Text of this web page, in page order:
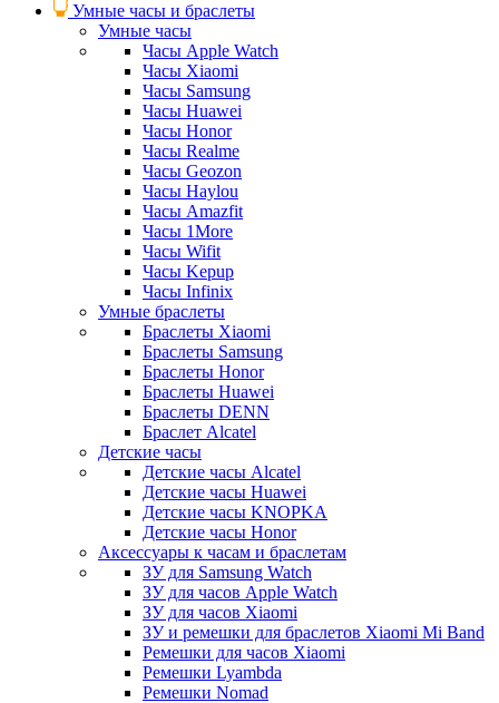
Умные часы и браслеты
Умные часы
Часы Apple Watch
Часы Xiaomi
Часы Samsung
Часы Huawei
Часы Honor
Часы Realme
Часы Geozon
Часы Haylou
Часы Amazfit
Часы 1More
Часы Wifit
Часы Kepup
Часы Infinix
Умные браслеты
Браслеты Xiaomi
Браслеты Samsung
Браслеты Honor
Браслеты Huawei
Браслеты DENN
Браслет Alcatel
Детские часы
Детские часы Alcatel
Детские часы Huawei
Детские часы KNOPKA
Детские часы Honor
Аксессуары к часам и браслетам
ЗУ для Samsung Watch
ЗУ для часов Apple Watch
ЗУ для часов Xiaomi
ЗУ и ремешки для браслетов Xiaomi Mi Band
Ремешки для часов Xiaomi
Ремешки Lyambda
Ремешки Nomad